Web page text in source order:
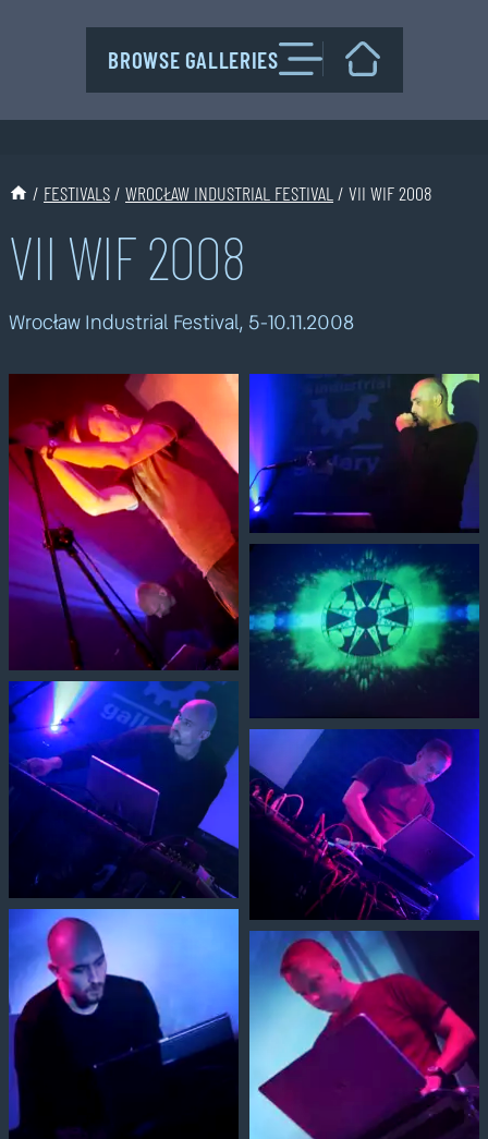
BROWSE GALLERIES
/ FESTIVALS/ WROCŁAW INDUSTRIAL FESTIVAL / VII WIF 2008
VII WIF 2008
Wrocław Industrial Festival, 5-10.11.2008